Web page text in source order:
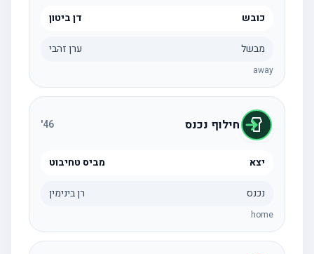
כובש דן ביטון
מבשל ערן זהבי
away
חילוף נכנס 46
'
יצא מביס טחיבוט
נכנס רן בינימין
home